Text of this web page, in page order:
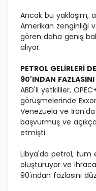
Ancak bu yaklaşım,
Amerikan zenginliği
gören daha geniş
alıyor.
PETROL GELİRLERİ
90'INDAN FAZLASINI
ABD'li yetkililer,
görüşmelerinde
Venezuela ve
başvurmuş ve
etmişti.
Libya'da petrol, tüm
oluşturuyor ve
90'ından fazlasını